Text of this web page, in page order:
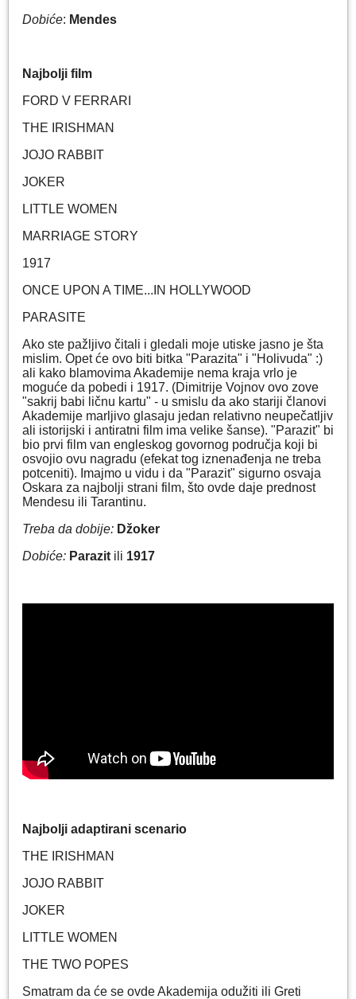
Dobiće: Mendes
Najbolji film
FORD V FERRARI
THE IRISHMAN
JOJO RABBIT
JOKER
LITTLE WOMEN
MARRIAGE STORY
1917
ONCE UPON A TIME...IN HOLLYWOOD
PARASITE
Ako ste pažljivo čitali i gledali moje utiske jasno je šta
mislim. Opet će ovo biti bitka "Parazita" i "Holivuda" :)
ali kako blamovima Akademije nema kraja vrlo je
moguće da pobedi i 1917. (Dimitrije Vojnov ovo zove
"sakrij babi ličnu kartu" - u smislu da ako stariji članovi
Akademije marljivo glasaju jedan relativno neupečatljiv
ali istorijski i antiratni film ima velike šanse). "Parazit" bi
bio prvi film van engleskog govornog područja koji bi
osvojio ovu nagradu (efekat tog iznenađenja ne treba
potceniti). Imajmo u vidu i da "Parazit" sigurno osvaja
Oskara za najbolji strani film, što ovde daje prednost
Mendesu ili Tarantinu.
Treba da dobije: Džoker
Dobiće: Parazit ili 1917
Najbolji adaptirani scenario
THE IRISHMAN
JOJO RABBIT
JOKER
LITTLE WOMEN
THE TWO POPES
Smatram da će se ovde Akademija odužiti ili Greti